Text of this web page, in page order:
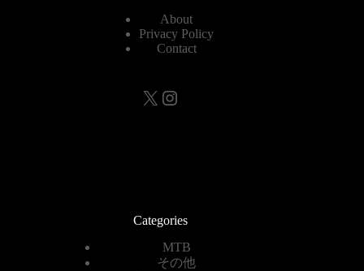
About
Privacy Policy
Contact
X Instagram
Categories
MTB
その他